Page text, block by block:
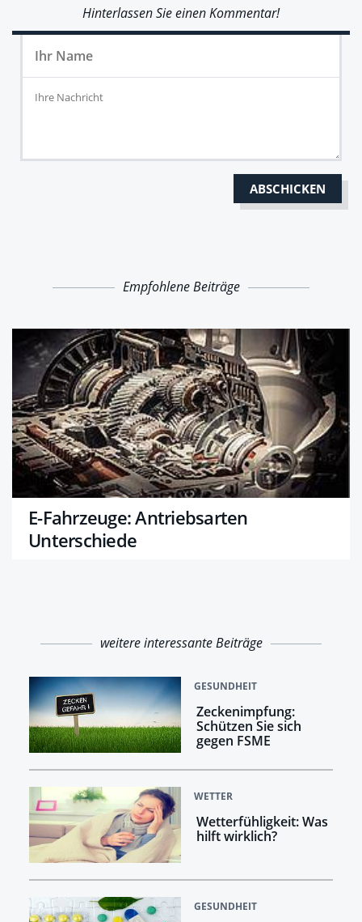
Hinterlassen Sie einen Kommentar!
Empfohlene Beiträge
E-Fahrzeuge: Antriebsarten
Unterschiede
weitere interessante Beiträge
GESUNDHEIT
Zeckenimpfung:
Schützen Sie sich
gegen FSME
WETTER
Wetterfühligkeit: Was
hilft wirklich?
GESUNDHEIT